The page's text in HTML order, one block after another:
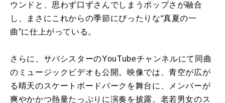
ウンドと、思わず口ずさんでしまうポップさが融合
し、まさにこれからの季節にぴったりな“真夏の一
曲”に仕上がっている。
さらに、サバシスターのYouTubeチャンネルにて同曲
のミュージックビデオも公開。映像では、青空が広が
る晴天のスケートボードパークを舞台に、メンバーが
爽やかかつ熱量たっぷりに演奏を披露。老若男女のス